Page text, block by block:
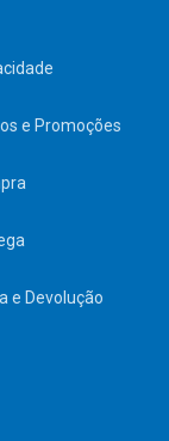
e Promoções
e Devolução